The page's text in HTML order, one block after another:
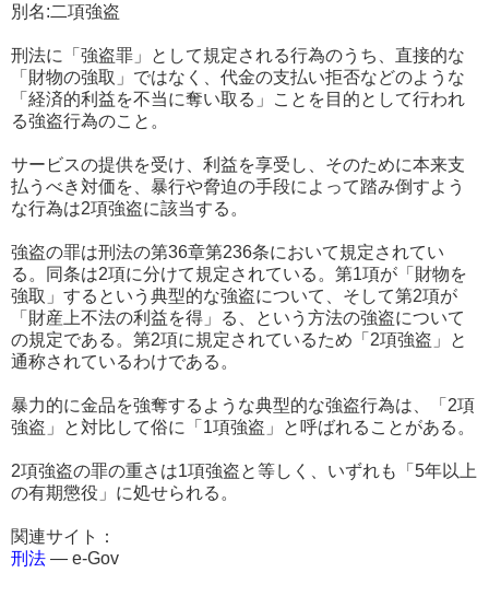
別名:二項強盗
刑法に「強盗罪」として規定される行為のうち、直接的な
「財物の強取」ではなく、代金の支払い拒否などのような
「経済的利益を不当に奪い取る」ことを目的として行われ
る強盗行為のこと。
サービスの提供を受け、利益を享受し、そのために本来支
払うべき対価を、暴行や脅迫の手段によって踏み倒すよう
な行為は2項強盗に該当する。
強盗の罪は刑法の第36章第236条において規定されてい
る。同条は2項に分けて規定されている。第1項が「財物を
強取」するという典型的な強盗について、そして第2項が
「財産上不法の利益を得」る、という方法の強盗について
の規定である。第2項に規定されているため「2項強盗」と
通称されているわけである。
暴力的に金品を強奪するような典型的な強盗行為は、「2項
強盗」と対比して俗に「1項強盗」と呼ばれることがある。
2項強盗の罪の重さは1項強盗と等しく、いずれも「5年以上
の有期懲役」に処せられる。
関連サイト：
刑法 ― e-Gov